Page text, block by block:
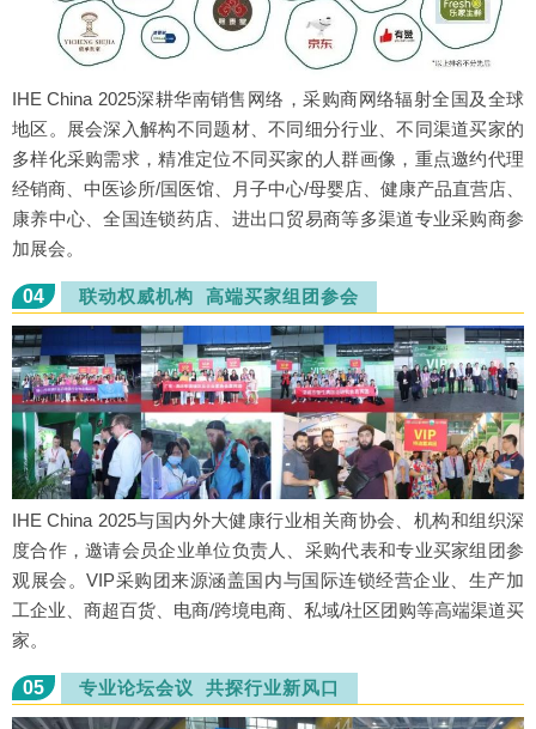
IHE China 2025深耕华南销售网络，采购商网络辐射全国及全球
地区。展会深入解构不同题材、不同细分行业、不同渠道买家的
多样化采购需求，精准定位不同买家的人群画像，重点邀约代理
经销商、中医诊所/国医馆、月子中心/母婴店、健康产品直营店、
康养中心、全国连锁药店、进出口贸易商等多渠道专业采购商参
加展会。
04 联动权威机构 高端买家组团参会
IHE China 2025与国内外大健康行业相关商协会、机构和组织深
度合作，邀请会员企业单位负责人、采购代表和专业买家组团参
观展会。VIP采购团来源涵盖国内与国际连锁经营企业、生产加
工企业、商超百货、电商/跨境电商、私域/社区团购等高端渠道买
家。
05 专业论坛会议 共探行业新风口